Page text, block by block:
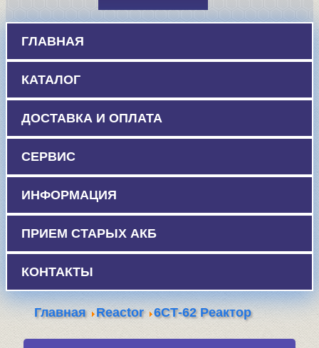
ГЛАВНАЯ
КАТАЛОГ
ДОСТАВКА И ОПЛАТА
СЕРВИС
ИНФОРМАЦИЯ
ПРИЕМ СТАРЫХ АКБ
КОНТАКТЫ
Главная Reactor 6СТ-62 Реактор